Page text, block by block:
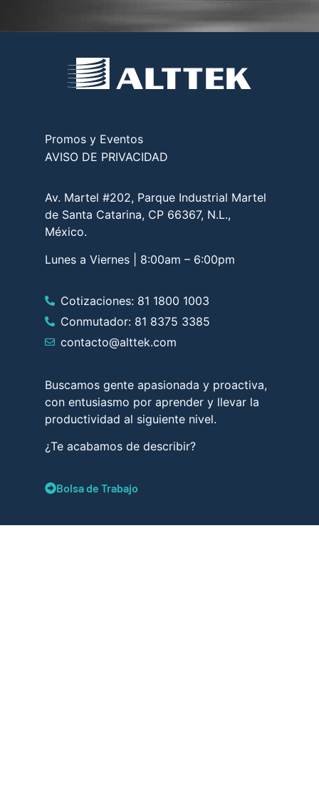
Promos y Eventos
AVISO DE PRIVACIDAD
Av. Martel #202, Parque Industrial Martel
de Santa Catarina, CP 66367, N.L.,
México.
Lunes a Viernes | 8:00am – 6:00pm
Cotizaciones: 81 1800 1003
Conmutador: 81 8375 3385
contacto@alttek.com
Buscamos gente apasionada y proactiva,
con entusiasmo por aprender y llevar la
productividad al siguiente nivel.
¿Te acabamos de describir?
Bolsa de Trabajo